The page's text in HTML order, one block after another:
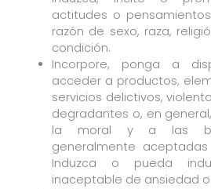
actitudes o
razón de sexo, raza,
condición.
Incorpore, ponga a
acceder a productos,
servicios delictivos,
degradantes o, en
la moral y a las
generalmente
Induzca o pueda
inaceptable de ansiedad
Teléfono
Medio preferente de
¿En cuál de nuestras
estás interesado?*
Explícanos brevemente